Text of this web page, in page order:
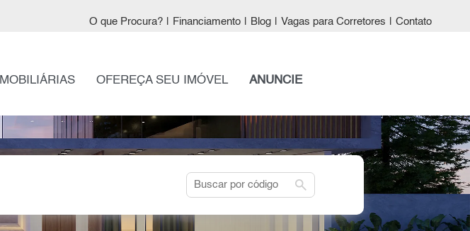
O que Procura? Financiamento Blog Vagas para Corretores Contato
IMOBILIÁRIAS OFEREÇA SEU IMÓVEL ANUNCIE
search